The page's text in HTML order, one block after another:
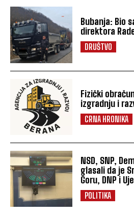
Bubanja: Bio
direktora
DRUŠTVO
Fizički
izgradnju i
CRNA HRONIKA
NSD, SNP,
glasali da je
Goru, DNP i
POLITIKA